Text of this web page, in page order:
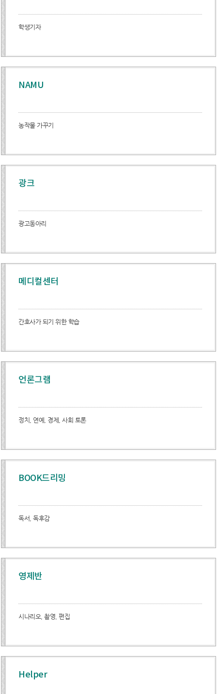
학생기자
NAMU
농작물 가꾸기
광크
광고동아리
메디컬센터
간호사가 되기 위한 학습
언론그램
정치, 연예, 경제, 사회 토론
BOOK드리밍
독서, 독후감
영제반
시나리오, 촬영, 편집
Helper